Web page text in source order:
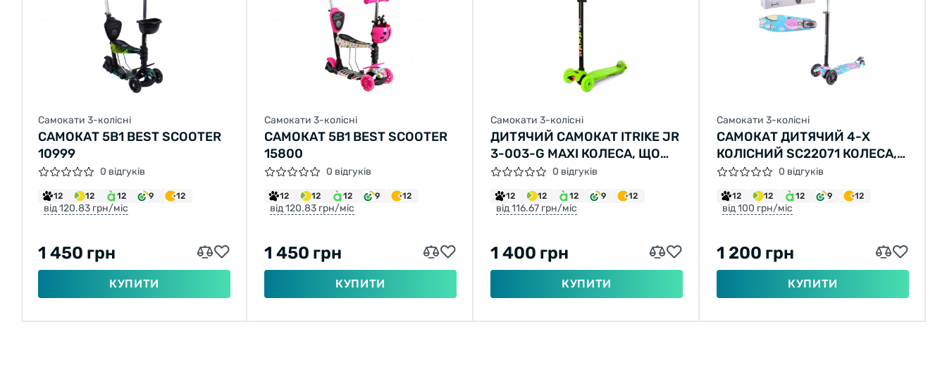
Самокати 3-колісні
САМОКАТ 5В1 BEST SCOOTER
10999
0 відгуків
12 12 12 9 12
від 120.83 грн/міс
1 450 грн
КУПИТИ
Самокати 3-колісні
САМОКАТ 5В1 BEST SCOOTER
15800
0 відгуків
12 12 12 9 12
від 120.83 грн/міс
1 450 грн
КУПИТИ
Самокати 3-колісні
ДИТЯЧИЙ САМОКАТ ITRIKE JR
3-003-G MAXI КОЛЕСА, ЩО
СВІТЯТЬСЯ0 відгуків
12 12 12 9 12
від 116.67 грн/міс
1 400 грн
КУПИТИ
Самокати 3-колісні
САМОКАТ ДИТЯЧИЙ 4-Х
КОЛІСНИЙ SC22071 КОЛЕСА,
ЩО СВІТЯТЬСЯ
0 відгуків
12 12 12 9 12
від 100 грн/міс
1 200 грн
КУПИТИ